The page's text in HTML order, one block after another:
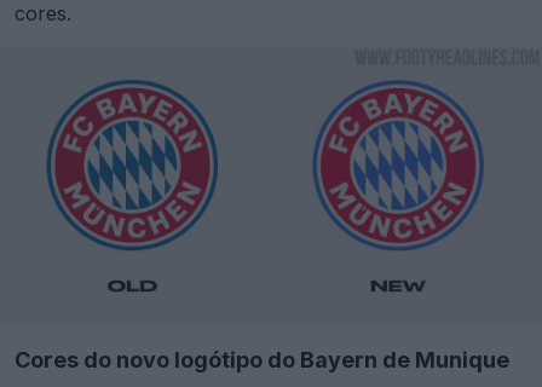
cores.
Cores do novo logótipo do Bayern de Munique